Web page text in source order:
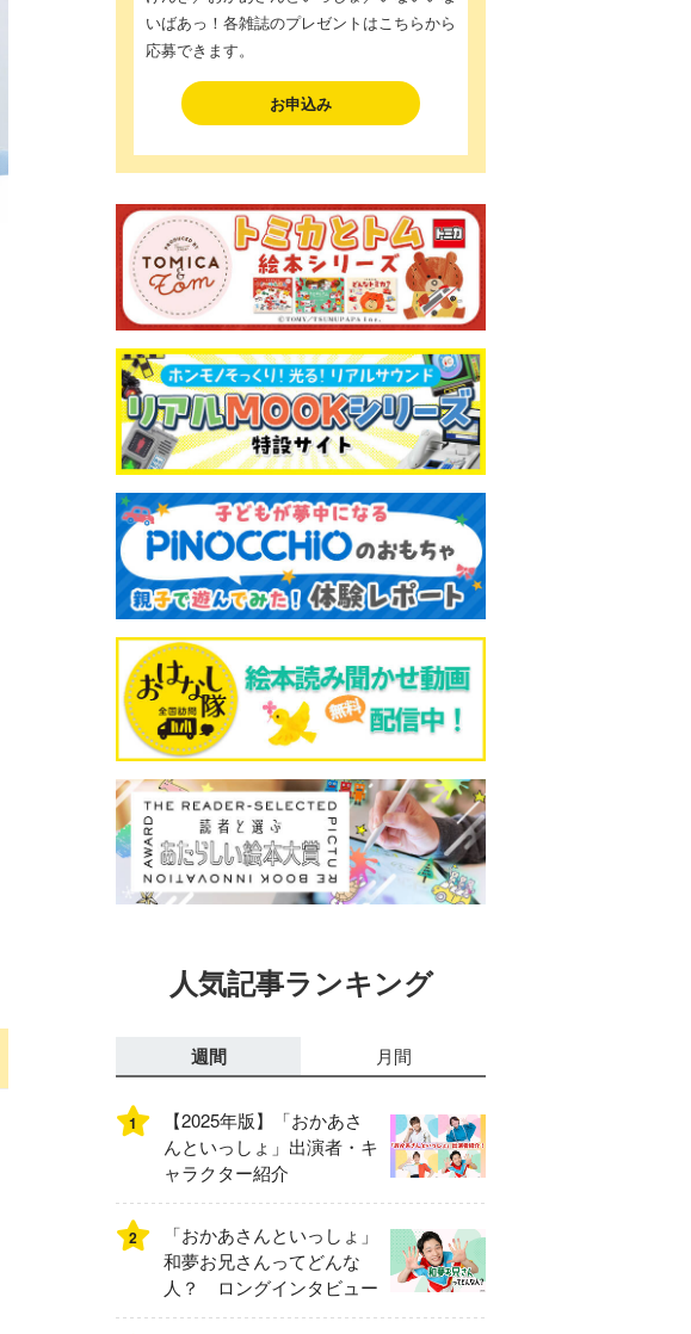
いばあっ！各雑誌のプレゼントはこちらから
応募できます。
お申込み
人気記事ランキング
週間 月間
1
【2025年版】「おかあさ
んといっしょ」出演者・キ
ャラクター紹介
2
「おかあさんといっしょ」
和夢お兄さんってどんな
人？ ロングインタビュー